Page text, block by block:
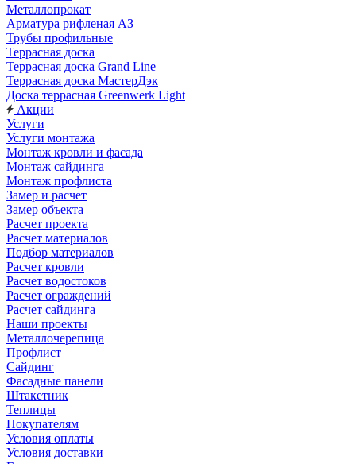
Металлопрокат
Арматура рифленая АЗ
Трубы профильные
Террасная доска
Террасная доска Grand Line
Террасная доска МастерДэк
Доска террасная Greenwerk Light
Акции
Услуги
Услуги монтажа
Монтаж кровли и фасада
Монтаж сайдинга
Монтаж профлиста
Замер и расчет
Замер объекта
Расчет проекта
Расчет материалов
Подбор материалов
Расчет кровли
Расчет водостоков
Расчет ограждений
Расчет сайдинга
Наши проекты
Металлочерепица
Профлист
Сайдинг
Фасадные панели
Штакетник
Теплицы
Покупателям
Условия оплаты
Условия доставки